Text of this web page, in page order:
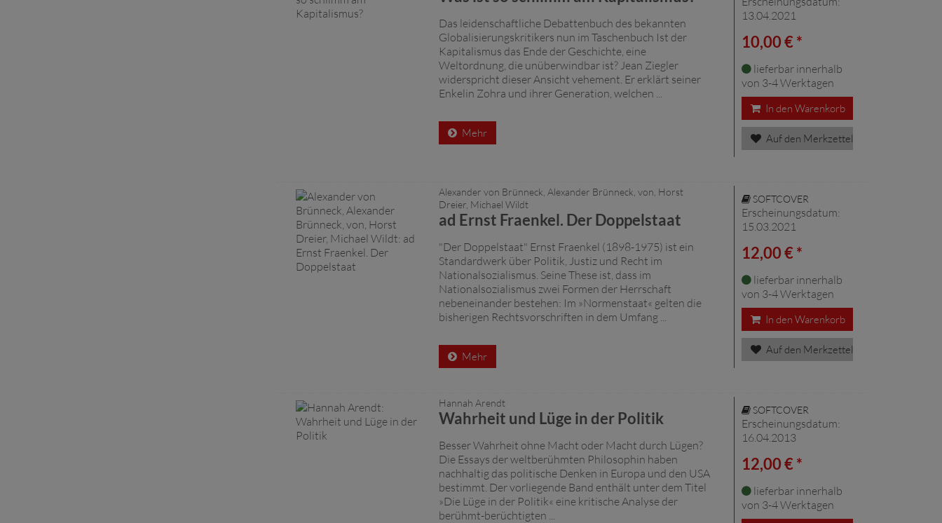
Das leidenschaftliche Debattenbuch des bekannten
Globalisierungskritikers nun im Taschenbuch Ist der
Kapitalismus das Ende der Geschichte, eine
Weltordnung, die unüberwindbar ist? Jean Ziegler
widerspricht dieser Ansicht vehement. Er erklärt seiner
Enkelin Zohra und ihrer Generation, welchen ...
Mehr
13.04.2021
10,00 € *
lieferbar innerhalb
von 3-4 Werktagen
In den Warenkorb
Auf den Merkzettel
Alexander von Brünneck, Alexander Brünneck, von, Horst
Dreier, Michael Wildt
ad Ernst Fraenkel. Der Doppelstaat
"Der Doppelstaat" Ernst Fraenkel (1898-1975) ist ein
Standardwerk über Politik, Justiz und Recht im
Nationalsozialismus. Seine These ist, dass im
Nationalsozialismus zwei Formen der Herrschaft
nebeneinander bestehen: Im »Normenstaat« gelten die
bisherigen Rechtsvorschriften in dem Umfang ...
Mehr
SOFTCOVER
Erscheinungsdatum:
15.03.2021
12,00 € *
lieferbar innerhalb
von 3-4 Werktagen
In den Warenkorb
Auf den Merkzettel
Hannah Arendt
Wahrheit und Lüge in der Politik
Besser Wahrheit ohne Macht oder Macht durch Lügen?
Die Essays der weltberühmten Philosophin haben
nachhaltig das politische Denken in Europa und den USA
bestimmt. Der vorliegende Band enthält unter dem Titel
»Die Lüge in der Politik« eine kritische Analyse der
berühmt-berüchtigten ...
SOFTCOVER
Erscheinungsdatum:
16.04.2013
12,00 € *
lieferbar innerhalb
von 3-4 Werktagen